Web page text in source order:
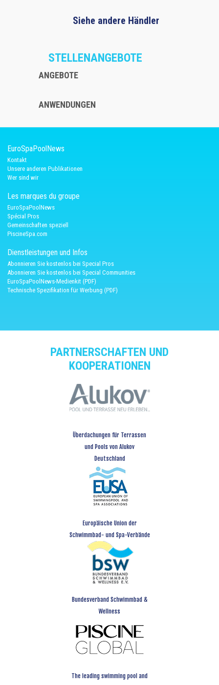
Siehe andere Händler
STELLENANGEBOTE
ANGEBOTE
ANWENDUNGEN
EuroSpaPoolNews
Kontakt
Unsere anderen Publikationen
Wer sind wir
Les marques du groupe
EuroSpaPoolNews
Spécial Pros
Gemeinschaften speziell
PiscineSpa.com
Dienstleistungen und Infos
Abonnieren Sie kostenlos bei Special Pros
Abonnieren Sie kostenlos bei Special Communities
EuroSpaPoolNews-Medienkit (PDF)
Technische Spezifikation für Werbung (PDF)
PARTNERSCHAFTEN UND
KOOPERATIONEN
Überdachungen für Terrassen
und Pools von Alukov
Deutschland
Europäische Union der
Schwimmbad- und Spa-Verbände
Bundesverband Schwimmbad &
Wellness
The leading swimming pool and